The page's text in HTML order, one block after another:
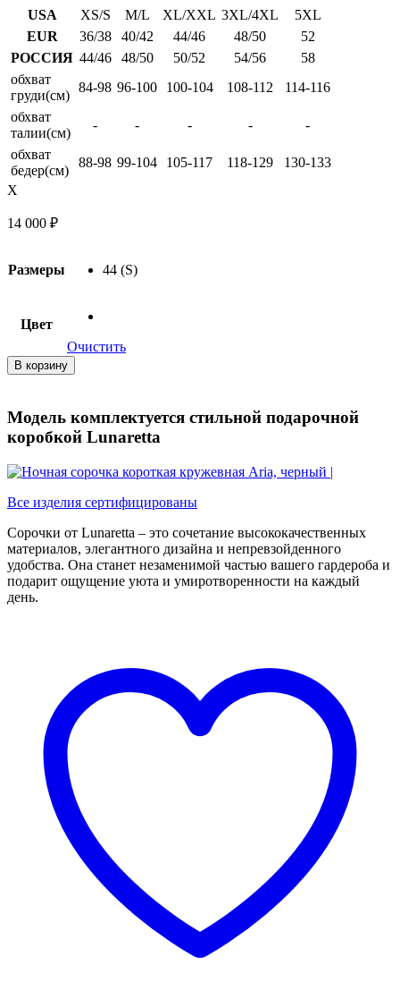
USA XS/S M/L XL/XXL 3XL/4XL
5XL
EUR
36/38 40/42 44/46 48/50
52
РОССИЯ 44/46 48/50 50/52 54/56
58
обхват
груди(см)
84-98 96-100 100-104 108-112
114-116
обхват
талии(см)
- - - -
-
обхват
бедер(см)
88-98 99-104 105-117 118-129
130-133
X
14 000 ₽
Размеры 44 (S)
Цвет
Очистить
Количество
товара
сорочка
короткая
кружевная
черный
В корзину
Модель комплектуется стильной подарочной
коробкой Lunaretta
Все изделия сертифицированы
Сорочки от Lunaretta – это сочетание высококачественных
материалов, элегантного дизайна и непревзойденного
удобства. Она станет незаменимой частью вашего гардероба и
подарит ощущение уюта и умиротворенности на каждый
день.